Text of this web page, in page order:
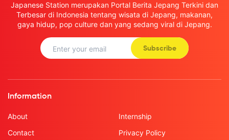
Japanese Station merupakan Portal Berita Jepang Terkini dan
Terbesar di Indonesia tentang wisata di Jepang, makanan,
gaya hidup, pop culture dan yang sedang viral di Jepang.
Subscribe
Information
About
Contact
Internship
Privacy Policy